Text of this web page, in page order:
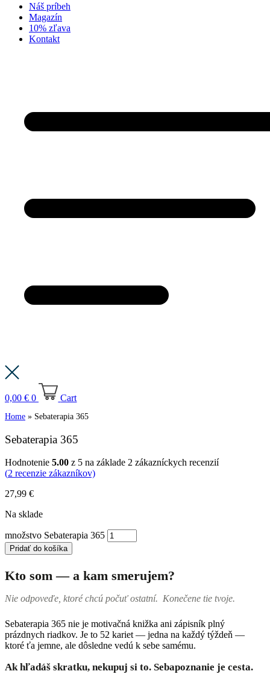
Náš príbeh
Magazín
10% zľava
Kontakt
0,00 € 0 Cart
Home » Sebaterapia 365
Sebaterapia 365
Hodnotenie 5.00 z 5 na základe 2 zákazníckych recenzií
(2 recenzie zákazníkov)
27,99 €
Na sklade
množstvo Sebaterapia 365
Pridať do košíka
Kto som — a kam smerujem?
Nie odpoveďe, ktoré chcú počuť ostatní. Konečene tie tvoje.
Sebaterapia 365 nie je motivačná knižka ani zápisník plný
prázdnych riadkov. Je to 52 kariet — jedna na každý týždeň —
ktoré ťa jemne, ale dôsledne vedú k sebe samému.
Ak hľadáš skratku, nekupuj si to. Sebapoznanie je cesta.